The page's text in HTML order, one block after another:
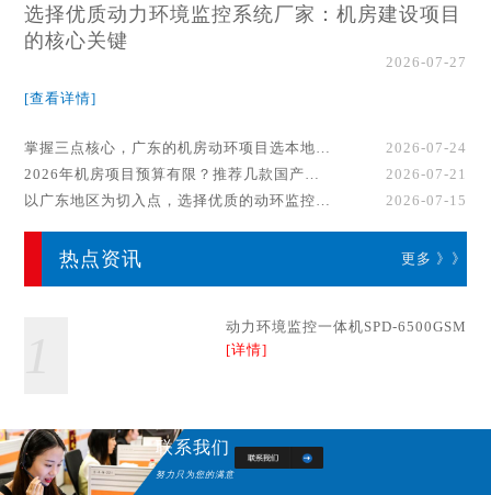
选择优质动力环境监控系统厂家：机房建设项目
的核心关键
2026-07-27
[查看详情]
掌握三点核心，广东的机房动环项目选本地厂家事半功倍！
2026-07-24
2026年机房项目预算有限？推荐几款国产动环监控系统品牌
2026-07-21
以广东地区为切入点，选择优质的动环监控系统厂家
2026-07-15
热点资讯 更多 》》
动力环境监控一体机SPD-6500GSM
[详情]
联系我们
努力只为您的满意